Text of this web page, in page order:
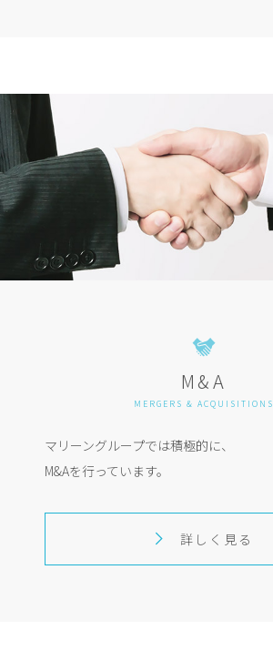
M&A
MERGERS & ACQUISITIONS
マリーングループでは積極的に、
M&Aを行っています。
詳しく見る